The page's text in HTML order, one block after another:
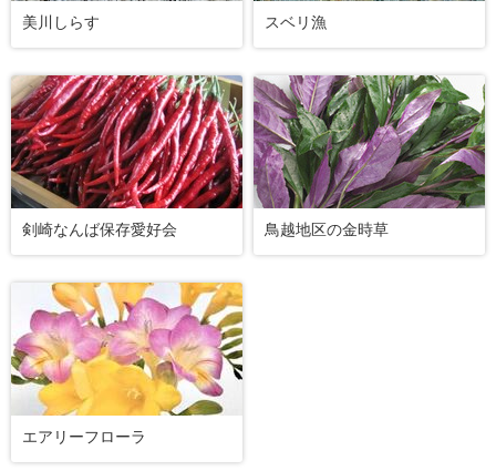
美川しらす スベリ漁
剣崎なんば保存愛好会 鳥越地区の金時草
エアリーフローラ